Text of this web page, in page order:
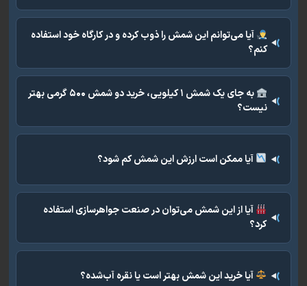
آیا می‌توانم این شمش را ذوب کرده و در کارگاه خود استفاده
به جای یک شمش ۱ کیلویی، خرید دو شمش ۵۰۰ گرمی بهتر
نیست؟
آیا ممکن است ارزش این شمش کم شود؟
آیا از این شمش می‌توان در صنعت جواهرسازی استفاده
آیا خرید این شمش بهتر است یا نقره آب‌شده؟